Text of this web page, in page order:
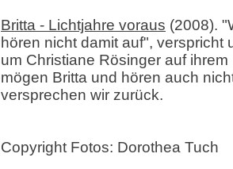
Britta - Lichtjahre voraus (2008).
hören nicht damit auf", verspricht
um Christiane Rösinger auf
mögen Britta und hören auch
versprechen wir zurück.
Copyright Fotos: Dorothea Tuch